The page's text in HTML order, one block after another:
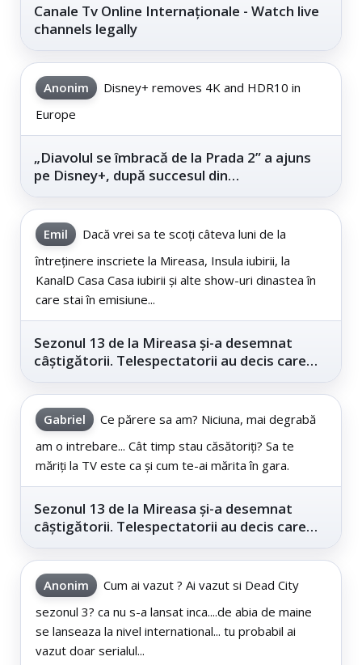
Canale Tv Online Internaționale - Watch live
channels legally
Anonim
Disney+ removes 4K and HDR10 in
Europe
„Diavolul se îmbracă de la Prada 2” a ajuns
pe Disney+, după succesul din
Emil
Dacă vrei sa te scoți câteva luni de la
întreținere inscriete la Mireasa, Insula iubirii, la
KanalD Casa Casa iubirii și alte show-uri dinastea în
care stai în emisiune...
Sezonul 13 de la Mireasa și-a desemnat
câștigătorii. Telespectatorii au decis care
Gabriel
Ce părere sa am? Niciuna, mai degrabă
am o intrebare... Cât timp stau căsătoriți? Sa te
măriți la TV este ca și cum te-ai mărita în gara.
Sezonul 13 de la Mireasa și-a desemnat
câștigătorii. Telespectatorii au decis care
Anonim
Cum ai vazut ? Ai vazut si Dead City
sezonul 3? ca nu s-a lansat inca....de abia de maine
se lanseaza la nivel international... tu probabil ai
vazut doar serialul...